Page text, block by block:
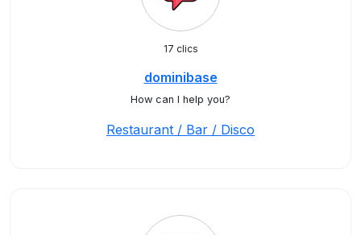
17 clics
dominibase
How can I help you?
Restaurant / Bar / Disco